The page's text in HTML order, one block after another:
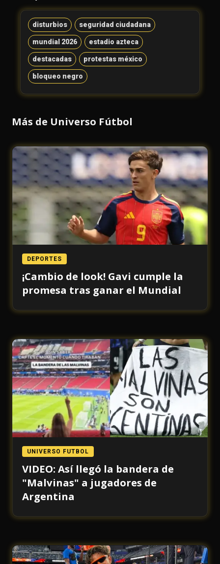
disturbios seguridad ciudadana
mundial 2026 estadio azteca
destacadas protestas méxico
bloqueo negro
Más de Universo Fútbol
DEPORTES
¡Cambio de look! Gavi cumple la
promesa tras ganar el Mundial
UNIVERSO FUTBOL
VIDEO: Así llegó la bandera de
"Malvinas" a jugadores de
Argentina